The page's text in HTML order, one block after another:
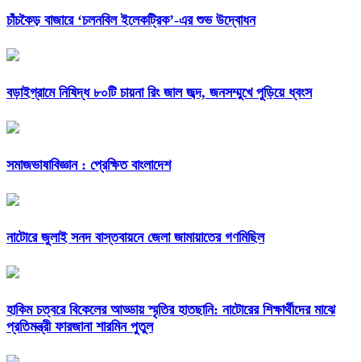
চাঁচকৈড় বাজারে ‘চলনবিল ইলেকট্রিক’-এর শুভ উদ্বোধন
বড়াইগ্রামে নিষিদ্ধ ৮০টি চায়না রিং জাল জব্দ, জনসম্মুখে পুড়িয়ে ধ্বংস
সমাজভাষাবিজ্ঞান : প্রেক্ষিত বাংলাদেশ
নাটোরে জুলাই সনদ বাস্তবায়নে জেলা জামায়াতের গণমিছিল
হাকিম চত্বরে বিকেলের আড্ডায় স্মৃতির হাতছানি: নাটোরের শিক্ষার্থীদের মাঝে
প্রতিমন্ত্রী ফারজানা শারমিন পুতুল